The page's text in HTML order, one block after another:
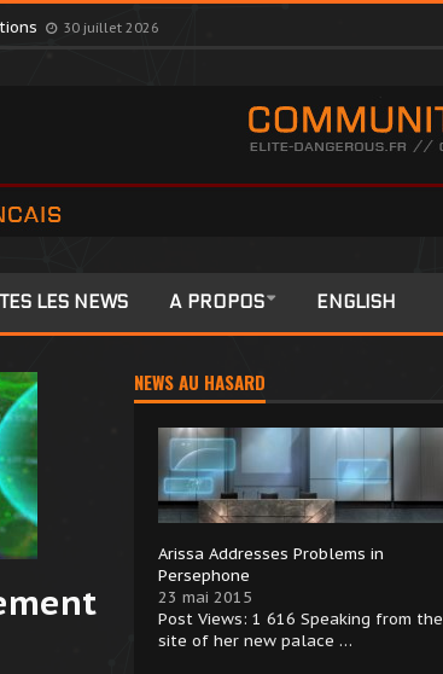
30 juillet 2026
LES NEWS A PROPOS ENGLISH
NEWS AU HASARD
Arissa Addresses Problems in
Persephone
23 mai 2015
Post Views: 1 616 Speaking from the
site of her new palace …